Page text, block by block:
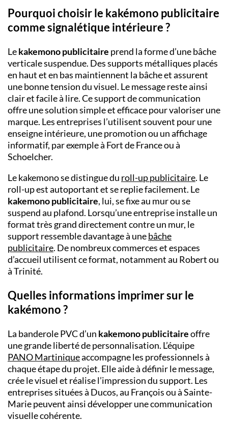
Pourquoi choisir le kakémono publicitaire
comme signalétique intérieure ?
Lekakemono publicitaire prend la forme d’une bâche
verticale suspendue. Des supports métalliques placés
en haut et en bas maintiennent la bâche et assurent
une bonne tension du visuel. Le message reste ainsi
clair et facile à lire. Ce support de communication
offre une solution simple et efficace pour valoriser une
marque. Les entreprises l’utilisent souvent pour une
enseigne intérieure, une promotion ou un affichage
informatif, par exemple à Fort de France ou à
Schoelcher.
Le kakemono se distingue du roll-up publicitaire. Le
roll-up est autoportant et se replie facilement. Le
kakemono publicitaire, lui, se fixe au mur ou se
suspend au plafond. Lorsqu’une entreprise installe un
format très grand directement contre un mur, le
support ressemble davantage à unebâche
publicitaire. De nombreux commerces et espaces
d’accueil utilisent ce format, notamment au Robert ou
à Trinité.
Quelles informations imprimer sur le
kakémono ?
La banderole PVC d’un kakemono publicitaireoffre
une grande liberté de personnalisation. L’équipe
PANO Martiniqueaccompagne les professionnels à
chaque étape du projet. Elle aide à définir le message,
crée le visuel et réalise l’impression du support. Les
entreprises situées à Ducos, au François ou à Sainte-
Marie peuvent ainsi développer une communication
visuelle cohérente.